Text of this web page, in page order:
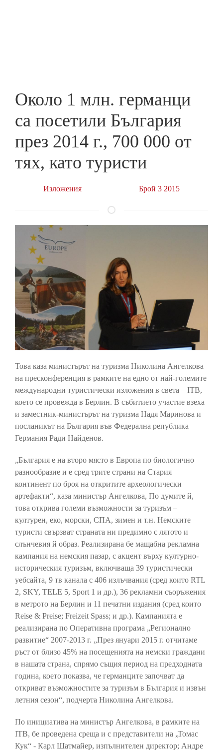
Около 1 млн. германци
са посетили България
през 2014 г., 700 000 от
тях, като туристи
Изложения Брой 3 2015
Това каза министърът на туризма Николина Ангелкова
на пресконференция в рамките на едно от най-големите
международни туристически изложения в света – ITB,
което се провежда в Берлин. В събитието участие взеха
и заместник-министърът на туризма Надя Маринова и
посланикът на България във Федерална република
Германия Ради Найденов.
„България е на второ място в Европа по биологично
разнообразие и е сред трите страни на Стария
континент по броя на откритите археологически
артефакти“, каза министър Ангелкова, По думите й,
това открива големи възможности за туризъм –
културен, еко, морски, СПА, зимен и т.н. Немските
туристи свързват страната ни предимно с лятото и
слънчевия й образ. Реализирана бе мащабна рекламна
кампания на немския пазар, с акцент върху културно-
историческия туризъм, включваща 39 туристически
уебсайта, 9 тв канала с 406 излъчвания (сред които RTL
2, SKY, TELE 5, Sport 1 и др.), 36 рекламни съоръжения
в метрото на Берлин и 11 печатни издания (сред които
Reise & Preise; Freizeit Spass; и др.). Кампанията е
реализирана по Оперативна програма „Регионално
развитие“ 2007-2013 г. „През януари 2015 г. отчитаме
ръст от близо 45% на посещенията на немски граждани
в нашата страна, спрямо същия период на предходната
година, което показва, че германците започват да
откриват възможностите за туризъм в България и извън
летния сезон“, подчерта Николина Ангелкова.
По инициатива на министър Ангелкова, в рамките на
ITB, бе проведена среща и с представители на „Томас
Кук“ - Карл Шатмайер, изпълнителен директор; Андре